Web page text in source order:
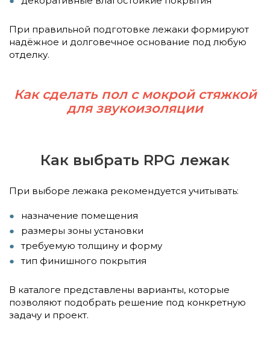
При правильной подготовке лежаки формируют
надёжное и долговечное основание под любую
отделку.
Как сделать пол с мокрой стяжкой
для звукоизоляции
Как выбрать RPG лежак
При выборе лежака рекомендуется учитывать:
назначение помещения
размеры зоны установки
требуемую толщину и форму
тип финишного покрытия
В каталоге представлены варианты, которые
позволяют подобрать решение под конкретную
задачу и проект.